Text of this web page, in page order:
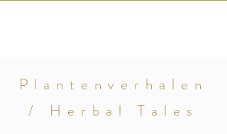
Plantenverhalen
/ Herbal Tales